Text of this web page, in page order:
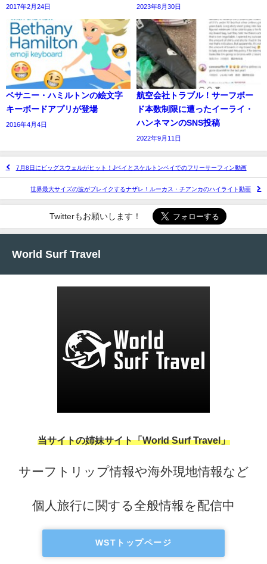
2017年2月24日 2023年8月30日
ベサニー・ハミルトンの絵文字
キーボードアプリが登場
2016年4月4日
航空会社トラブル！サーフボー
ド本数制限に遭ったイーライ・
ハンネマンのSNS投稿
2022年9月11日
7月8日にビッグスウェルがヒット！Jベイとスケルトンベイでのフリーサーフィン動画
世界最大サイズの波がブレイクするナザレ！ルーカス・チアンカのハイライト動画
Twitterもお願いします！
World Surf Travel
当サイトの姉妹サイト「World Surf Travel」
サーフトリップ情報や海外現地情報など
個人旅行に関する全般情報を配信中
WSTトップページ